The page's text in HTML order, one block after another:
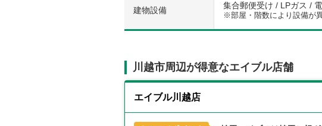
建物設備 集合郵便受け / LPガス /
※部屋・階数により設備が
川越市周辺が得意なエイブル店舗
エイブル川越店